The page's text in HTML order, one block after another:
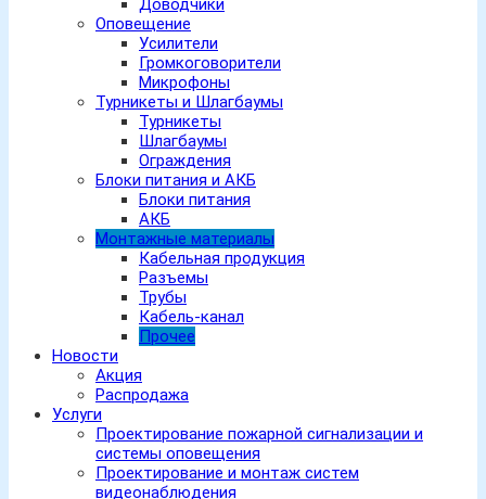
Доводчики
Оповещение
Усилители
Громкоговорители
Микрофоны
Турникеты и Шлагбаумы
Турникеты
Шлагбаумы
Ограждения
Блоки питания и АКБ
Блоки питания
АКБ
Монтажные материалы
Кабельная продукция
Разъемы
Трубы
Кабель-канал
Прочее
Новости
Акция
Распродажа
Услуги
Проектирование пожарной сигнализации и
системы оповещения
Проектирование и монтаж систем
видеонаблюдения